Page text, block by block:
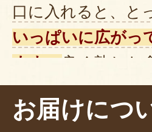
口に入れると、と
いっぱいに広がっ
ます。 良く熟した
感で幸せ～～～！
桃は乾燥に弱い果
お届けにつ